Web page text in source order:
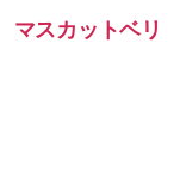
スカットベリ